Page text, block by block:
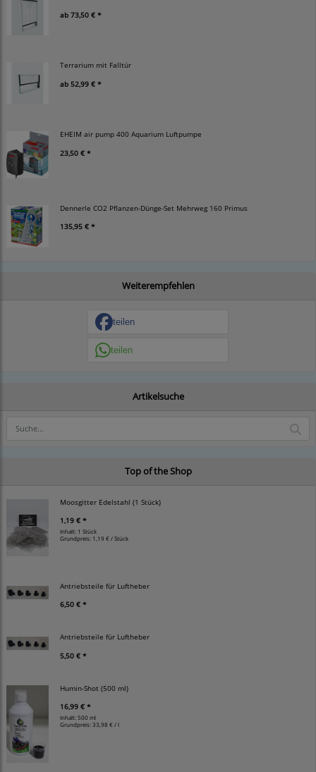
ab 73,50 € *
Terrarium mit Falltür
ab 52,99 € *
EHEIM air pump 400 Aquarium Luftpumpe
23,50 € *
Dennerle CO2 Pflanzen-Dünge-Set Mehrweg 160 Primus
135,95 € *
Weiterempfehlen
teilen
teilen
Artikelsuche
Top of the Shop
Moosgitter Edelstahl (1 Stück)
1,19 € *
Inhalt: 1 Stück
Grundpreis: 1,19 € / Stück
Antriebsteile für Luftheber
6,50 € *
Antriebsteile für Luftheber
5,50 € *
Humin-Shot (500 ml)
16,99 € *
Inhalt: 500 ml
Grundpreis:33,98 € / l